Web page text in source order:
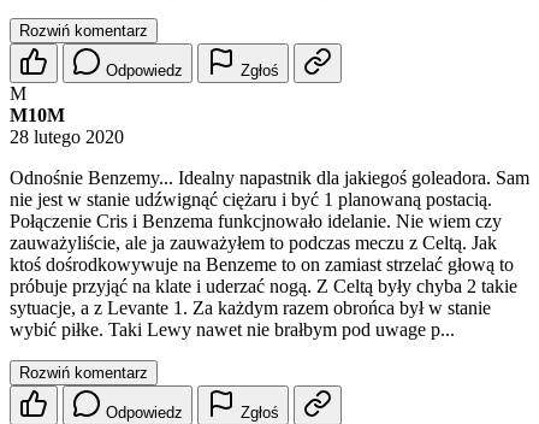
Rozwiń komentarz
Odpowiedz Zgłoś
M
M10M
28 lutego 2020
Odnośnie Benzemy... Idealny napastnik dla jakiegoś goleadora. Sam
nie jest w stanie udźwignąć ciężaru i być 1 planowaną postacią.
Połączenie Cris i Benzema funkcjnowało idelanie. Nie wiem czy
zauważyliście, ale ja zauważyłem to podczas meczu z Celtą. Jak
ktoś dośrodkowywuje na Benzeme to on zamiast strzelać głową to
próbuje przyjąć na klate i uderzać nogą. Z Celtą były chyba 2 takie
sytuacje, a z Levante 1. Za każdym razem obrońca był w stanie
wybić piłke. Taki Lewy nawet nie brałbym pod uwage p...
Rozwiń komentarz
Odpowiedz Zgłoś